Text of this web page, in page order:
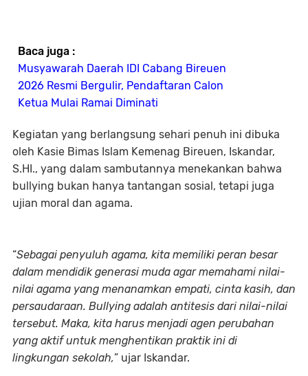
Baca juga :
Musyawarah Daerah IDI Cabang Bireuen
2026 Resmi Bergulir, Pendaftaran Calon
Ketua Mulai Ramai Diminati
Kegiatan yang berlangsung sehari penuh ini dibuka
oleh Kasie Bimas Islam Kemenag Bireuen, Iskandar,
S.HI., yang dalam sambutannya menekankan bahwa
bullying bukan hanya tantangan sosial, tetapi juga
ujian moral dan agama.
“Sebagai penyuluh agama, kita memiliki peran besar
dalam mendidik generasi muda agar memahami nilai-
nilai agama yang menanamkan empati, cinta kasih, dan
persaudaraan. Bullying adalah antitesis dari nilai-nilai
tersebut. Maka, kita harus menjadi agen perubahan
yang aktif untuk menghentikan praktik ini di
lingkungan sekolah,” ujar Iskandar.